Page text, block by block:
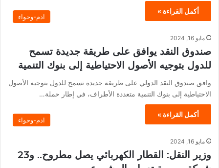
أكمل القراءة »
ادم-وحواء
مايو 16, 2024
صندوق النقد يوافق على طريقة جديدة تسمح
للدول بتوجيه الأصول الاحتياطية إلى بنوك التنمية
وافق صندوق النقد الدولي على طريقة جديدة تسمح للدول بتوجيه الأصول
الاحتياطية إلى بنوك التنمية متعددة الأطراف، في إطار حملة…
أكمل القراءة »
ادم-وحواء
مايو 16, 2024
وزير النقل: القطار الكهربائي يصل مطروح.. و23